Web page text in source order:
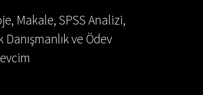
Makale, SPSS Analizi,
ve Ödev